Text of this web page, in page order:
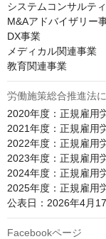
システムコンサルテ
M&Aアドバイザリー
DX事業
メディカル関連事業
教育関連事業
労働施策総合推進法
2020年度：正規雇用
2021年度：正規雇用
2022年度：正規雇用
2023年度：正規雇用
2024年度：正規雇用
2025年度：正規雇用
公表日：2026年4月
Facebookページ